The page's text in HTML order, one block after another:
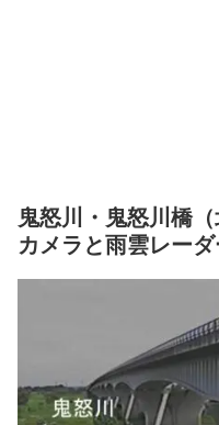
鬼怒川・鬼怒川橋
カメラと雨雲レー